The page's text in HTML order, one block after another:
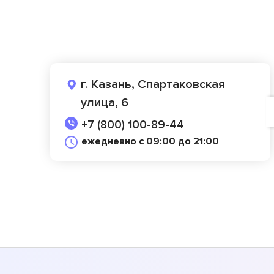
г. Казань, Спартаковская
улица, 6
+7 (800) 100-89-44
ежедневно с 09:00 до 21:00